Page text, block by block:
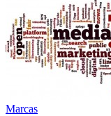
Marcas